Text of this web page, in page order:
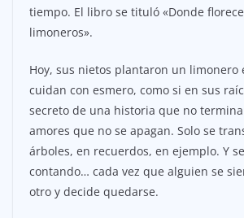
tiempo. El libro se tituló «Donde
limoneros».
Hoy, sus nietos plantaron un limonero
cuidan con esmero, como si en sus
secreto de una historia que no
amores que no se apagan. Solo se
árboles, en recuerdos, en ejemplo. Y
contando… cada vez que alguien se
otro y decide quedarse.